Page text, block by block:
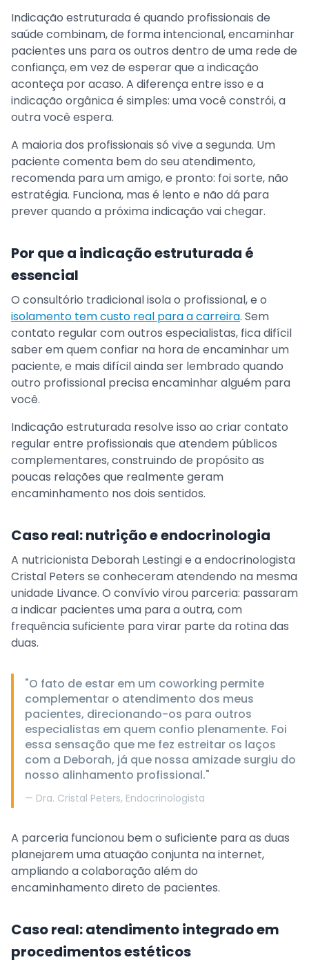
Indicação estruturada é quando profissionais de
saúde combinam, de forma intencional, encaminhar
pacientes uns para os outros dentro de uma rede de
confiança, em vez de esperar que a indicação
aconteça por acaso. A diferença entre isso e a
indicação orgânica é simples: uma você constrói, a
outra você espera.
A maioria dos profissionais só vive a segunda. Um
paciente comenta bem do seu atendimento,
recomenda para um amigo, e pronto: foi sorte, não
estratégia. Funciona, mas é lento e não dá para
prever quando a próxima indicação vai chegar.
Por que a indicação estruturada é
essencial
O consultório tradicional isola o profissional, e o
isolamento tem custo real para a carreira. Sem
contato regular com outros especialistas, fica difícil
saber em quem confiar na hora de encaminhar um
paciente, e mais difícil ainda ser lembrado quando
outro profissional precisa encaminhar alguém para
você.
Indicação estruturada resolve isso ao criar contato
regular entre profissionais que atendem públicos
complementares, construindo de propósito as
poucas relações que realmente geram
encaminhamento nos dois sentidos.
Caso real: nutrição e endocrinologia
A nutricionista Deborah Lestingi e a endocrinologista
Cristal Peters se conheceram atendendo na mesma
unidade Livance. O convívio virou parceria: passaram
a indicar pacientes uma para a outra, com
frequência suficiente para virar parte da rotina das
duas.
"O fato de estar em um coworking permite
complementar o atendimento dos meus
pacientes, direcionando-os para outros
especialistas em quem confio plenamente. Foi
essa sensação que me fez estreitar os laços
com a Deborah, já que nossa amizade surgiu do
nosso alinhamento profissional."
— Dra. Cristal Peters, Endocrinologista
A parceria funcionou bem o suficiente para as duas
planejarem uma atuação conjunta na internet,
ampliando a colaboração além do
encaminhamento direto de pacientes.
Caso real: atendimento integrado em
procedimentos estéticos